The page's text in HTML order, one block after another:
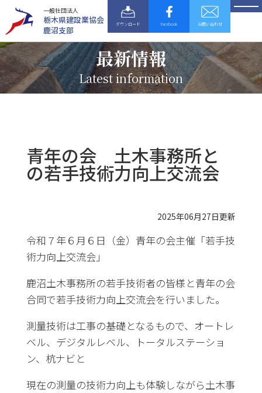
一般社団法人
栃木県建設業協会
鹿沼支部
ダウンロード Facebook お問い合わせ
最新情報
Latest information
青年の会 土木事務所と
の若手技術力向上交流会
2025年06月27日更新
令和７年６月６日（金）青年の会主催「若手技
術力向上交流会」
鹿沼土木事務所の若手技術者の皆様と青年の会
合同で若手技術力向上交流会を行いました。
測量技術は工事の基礎となるもので、オートレ
ベル、デジタルレベル、トータルステーショ
ン、杭ナビと
現在の測量の技術力向上も体験しながら土木事